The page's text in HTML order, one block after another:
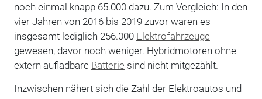
noch einmal knapp 65.000 dazu. Zum Vergleich: In den
vier Jahren von 2016 bis 2019 zuvor waren es
insgesamt lediglich 256.000 Elektrofahrzeuge
gewesen, davor noch weniger. Hybridmotoren ohne
extern aufladbare Batterie sind nicht mitgezählt.
Inzwischen nähert sich die Zahl der Elektroautos und